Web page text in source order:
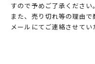
すので予めご了承ください。
また、売り切れ等の理由
メールにてご連絡させてい